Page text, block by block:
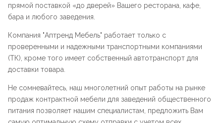
прямой поставкой «до дверей» Вашего ресторана, кафе,
бара и любого заведения.
Компания "Аптренд Мебель" работает только с
проверенными и надежными транспортными компаниями
(ТК), кроме того имеет собственный автотранспорт для
доставки товара.
Не сомневайтесь, наш многолетний опыт работы на рынке
продаж контрактной мебели для заведений общественного
питания позволяет нашим специалистам, предложить Вам